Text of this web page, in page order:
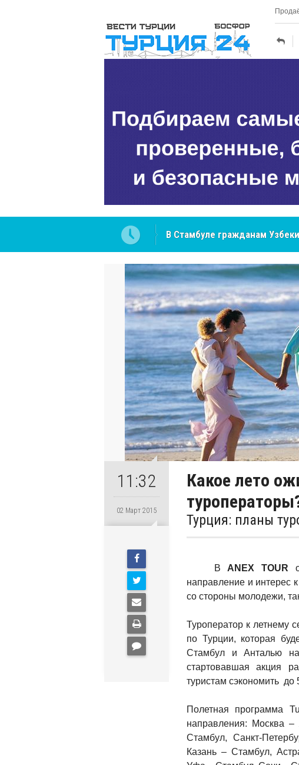
в юридических NCS Jeans: турецкий бренд,
11:32
02 Март 2015
Какое лето
Турция: планы
В ANEX TOUR
направление и интерес
со стороны молодежи,
Туроператор к летнему
по Турции, которая
Стамбул и Анталью
стартовавшая акция
туристам сэкономить
Полетная программа
направления: Москва
Стамбул, Санкт-
Казань – Стамбул,